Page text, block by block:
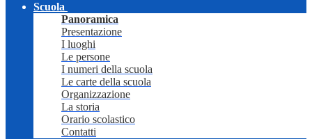
Scuola
Panoramica
Presentazione
I luoghi
Le persone
I numeri della scuola
Le carte della scuola
Organizzazione
La storia
Orario scolastico
Contatti